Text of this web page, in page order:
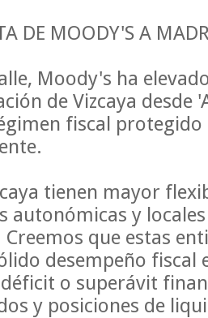
DE MOODY'S A
Moody's ha
de Vizcaya desde
fiscal protegido
tienen mayor
autonómicas y
que estas
desempeño fiscal
o superávit
y posiciones de